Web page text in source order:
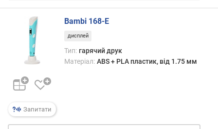
Запитати
Bambi 168-E
дисплей
Тип: гарячий друк
Матеріал: ABS + PLA пластик, від 1.75 мм